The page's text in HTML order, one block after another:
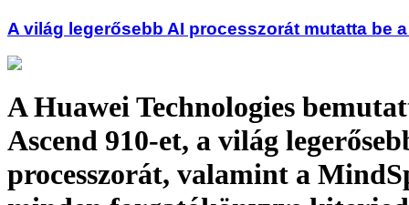
A világ legerősebb AI processzorát mutatta be
A Huawei Technologies
Ascend 910-et, a világ
processzorát, valamint a